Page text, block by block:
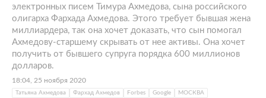
электронных писем Тимура Ахмедова, сына российского
олигарха Фархада Ахмедова. Этого требует бывшая жена
миллиардера, так она хочет доказать, что сын помогал
Ахмедову-старшему скрывать от нее активы. Она хочет
получить от бывшего супруга порядка 600 миллионов
долларов.
18:04, 25 ноября 2020
Татьяна Ахмедова Фархад Ахмедов Forbes Google МОСКВА